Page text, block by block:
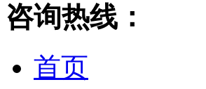
咨询热线：
首页